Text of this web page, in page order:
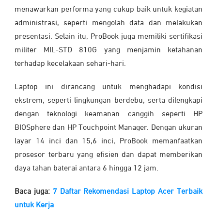
menawarkan performa yang cukup baik untuk kegiatan
administrasi, seperti mengolah data dan melakukan
presentasi. Selain itu, ProBook juga memiliki sertifikasi
militer MIL-STD 810G yang menjamin ketahanan
terhadap kecelakaan sehari-hari.
Laptop ini dirancang untuk menghadapi kondisi
ekstrem, seperti lingkungan berdebu, serta dilengkapi
dengan teknologi keamanan canggih seperti HP
BIOSphere dan HP Touchpoint Manager. Dengan ukuran
layar 14 inci dan 15,6 inci, ProBook memanfaatkan
prosesor terbaru yang efisien dan dapat memberikan
daya tahan baterai antara 6 hingga 12 jam.
Baca juga: 7 Daftar Rekomendasi Laptop Acer Terbaik
untuk Kerja